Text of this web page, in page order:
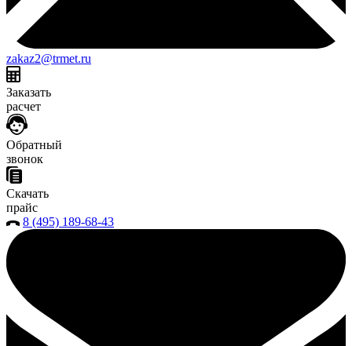
zakaz2@trmet.ru
Заказать
расчет
Обратный
звонок
Скачать
прайс
8 (495) 189-68-43